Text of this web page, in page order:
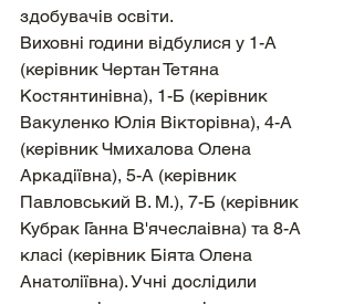
здобувачів освіти.
Виховні години відбулися у 1-А
(керівник Чертан Тетяна
Костянтинівна), 1-Б (керівник
Вакуленко Юлія Вікторівна), 4-А
(керівник Чмихалова Олена
Аркадіївна), 5-А (керівник
Павловський В. М.), 7-Б (керівник
Кубрак Ганна В'ячеслаівна) та 8-А
класі (керівник Біята Олена
Анатоліївна). Учні дослідили